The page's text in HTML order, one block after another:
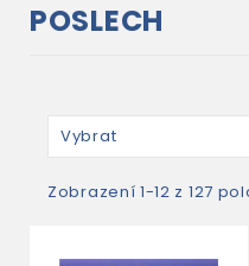
POSLECH
Vybrat
Zobrazení 1-12 z 127